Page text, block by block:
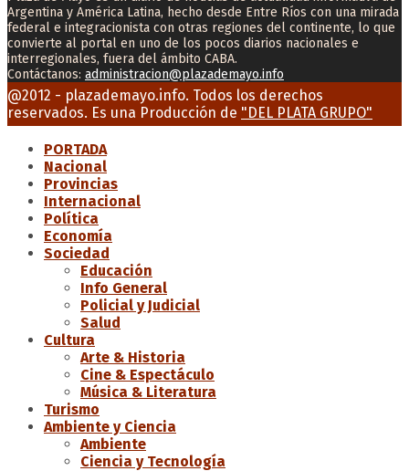
Argentina y América Latina, hecho desde Entre Ríos con una mirada
federal e integracionista con otras regiones del continente, lo que
convierte al portal en uno de los pocos diarios nacionales e
interregionales, fuera del ámbito CABA.
Contáctanos: administracion@plazademayo.info
Facebook
Twitter
Instagram
Youtube
Email
@2012 - plazademayo.info. Todos los derechos
reservados. Es una Producción de "DEL PLATA GRUPO"
PORTADA
Nacional
Provincias
Internacional
Política
Economía
Sociedad
Educación
Info General
Policial y Judicial
Salud
Cultura
Arte & Historia
Cine & Espectáculo
Música & Literatura
Turismo
Ambiente y Ciencia
Ambiente
Ciencia y Tecnología